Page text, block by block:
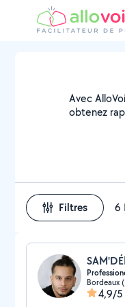
Avec
obtenez
Filtres 6
4,9/5